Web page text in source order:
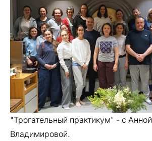
"Трогательный практикум" - с Анной
Владимировой.